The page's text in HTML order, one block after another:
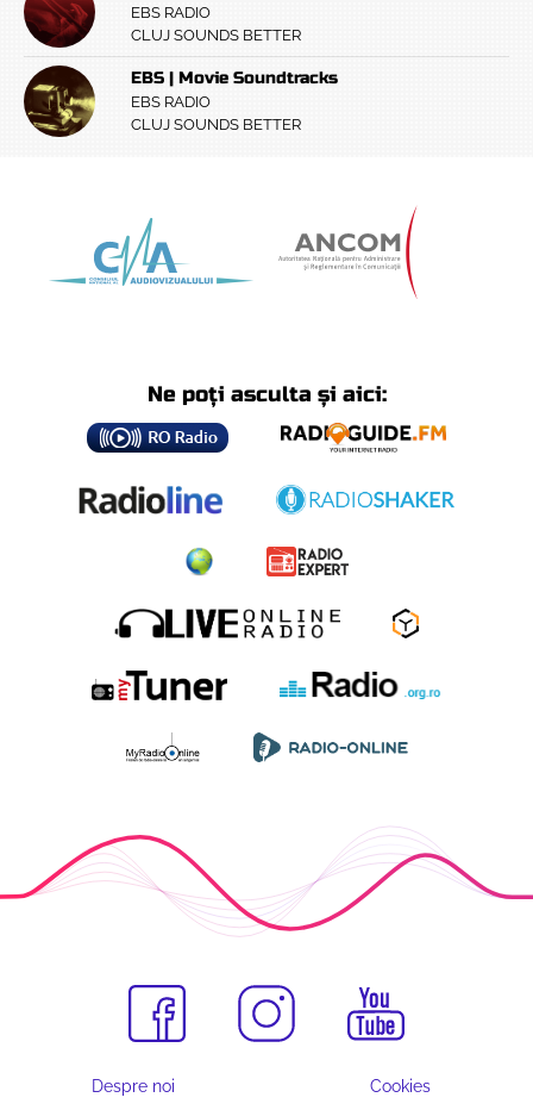
EBS RADIO
CLUJ SOUNDS BETTER
EBS | Movie Soundtracks
EBS RADIO
CLUJ SOUNDS BETTER
Ne poți asculta și aici:
Despre noi Cookies